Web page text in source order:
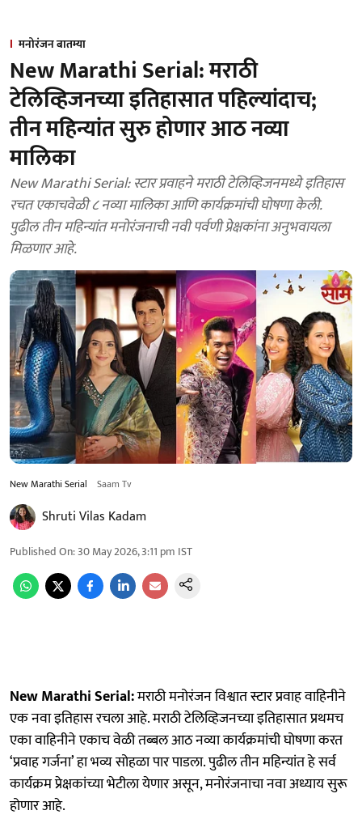
मनोरंजन बातम्या
New Marathi Serial: मराठी
टेलिव्हिजनच्या इतिहासात पहिल्यांदाच;
तीन महिन्यांत सुरु होणार आठ नव्या
मालिका
New Marathi Serial: स्टार प्रवाहने मराठी टेलिव्हिजनमध्ये इतिहास
रचत एकाचवेळी ८ नव्या मालिका आणि कार्यक्रमांची घोषणा केली.
पुढील तीन महिन्यांत मनोरंजनाची नवी पर्वणी प्रेक्षकांना अनुभवायला
मिळणार आहे.
New Marathi Serial Saam Tv
Shruti Vilas Kadam
Published On:30 May 2026, 3:11 pm IST
New Marathi Serial:मराठी मनोरंजन विश्वात स्टार प्रवाह वाहिनीने
एक नवा इतिहास रचला आहे. मराठी टेलिव्हिजनच्या इतिहासात प्रथमच
एका वाहिनीने एकाच वेळी तब्बल आठ नव्या कार्यक्रमांची घोषणा करत
‘प्रवाह गर्जना’ हा भव्य सोहळा पार पाडला. पुढील तीन महिन्यांत हे सर्व
कार्यक्रम प्रेक्षकांच्या भेटीला येणार असून, मनोरंजनाचा नवा अध्याय सुरू
होणार आहे.